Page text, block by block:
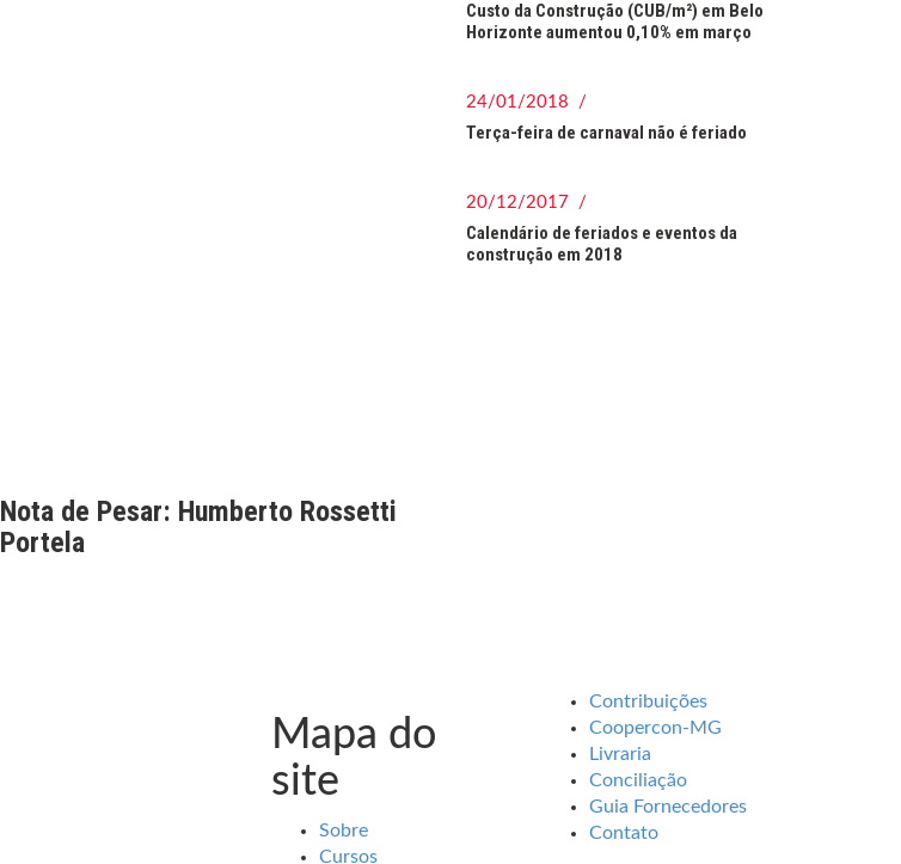
Custo da Construção (CUB/m²) em Belo
Horizonte aumentou 0,10% em março
24/01/2018 /
Terça-feira de carnaval não é feriado
20/12/2017 /
Calendário de feriados e eventos da
construção em 2018
Nota de Pesar: Humberto Rossetti
Portela
Mapa do
site
Sobre
Cursos
Contribuições
Coopercon-MG
Livraria
Conciliação
Guia Fornecedores
Contato